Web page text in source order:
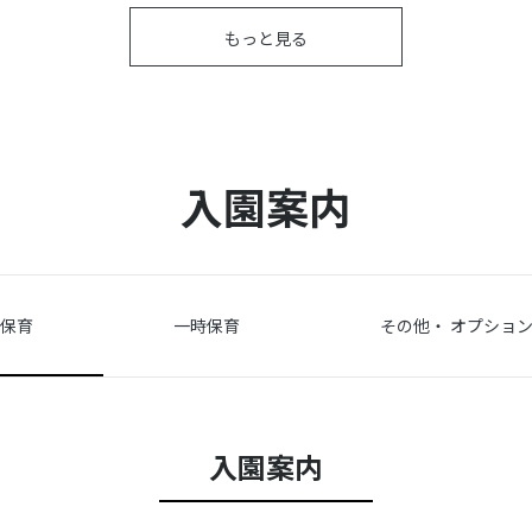
もっと見る
入園案内
育 一時保育 その他・ オプショ
入園案内